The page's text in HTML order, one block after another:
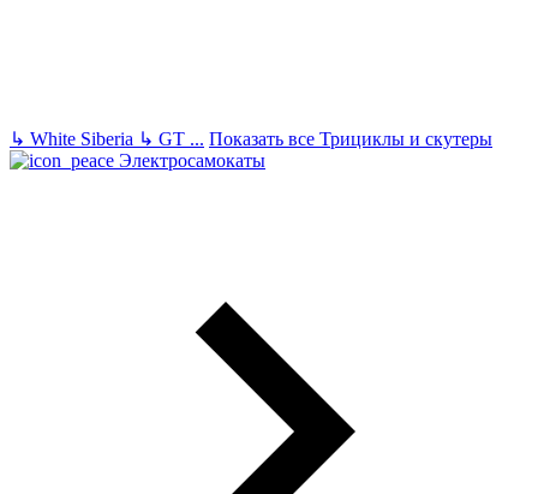
↳ White Siberia ↳ GT ... Показать все Трициклы и скутеры
Электросамокаты